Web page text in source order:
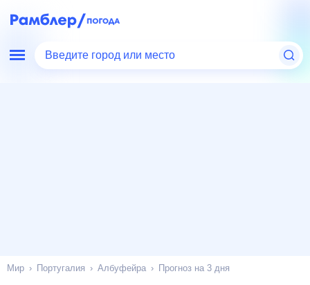
Введите город или место
Мир Португалия Албуфейра Прогноз на 3 дня